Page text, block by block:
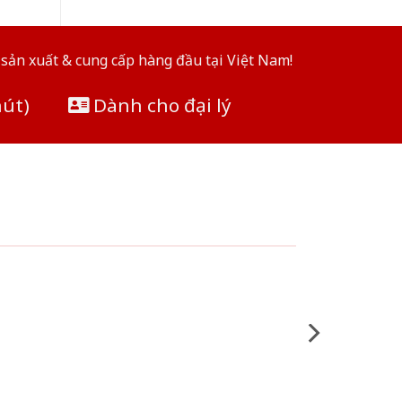
xuất & cung cấp hàng đầu tại Việt Nam!
Dành cho đại lý